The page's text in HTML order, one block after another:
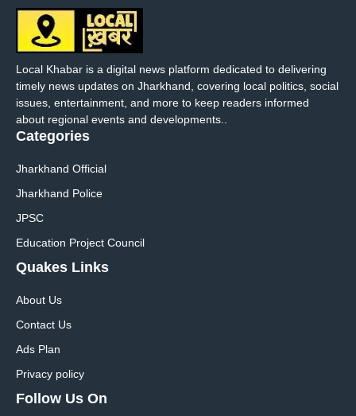
Local Khabar is a digital news platform dedicated to delivering
timely news updates on Jharkhand, covering local politics, social
issues, entertainment, and more to keep readers informed
about regional events and developments..
Categories
Jharkhand Official
Jharkhand Police
JPSC
Education Project Council
Quakes Links
About Us
Contact Us
Ads Plan
Privacy policy
Follow Us On